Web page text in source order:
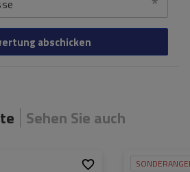
abschicken
Sehen Sie auch